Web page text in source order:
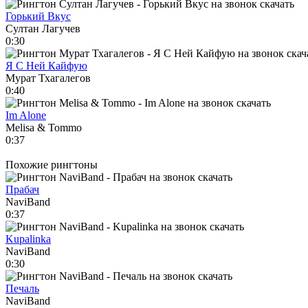
Горький Вкус
Султан Лагучев
0:30
Я С Ней Кайфую
Мурат Тхагалегов
0:40
Im Alone
Melisa & Tommo
0:37
Похожие рингтоны
Прабач
NaviBand
0:37
Kupalinka
NaviBand
0:30
Печаль
NaviBand